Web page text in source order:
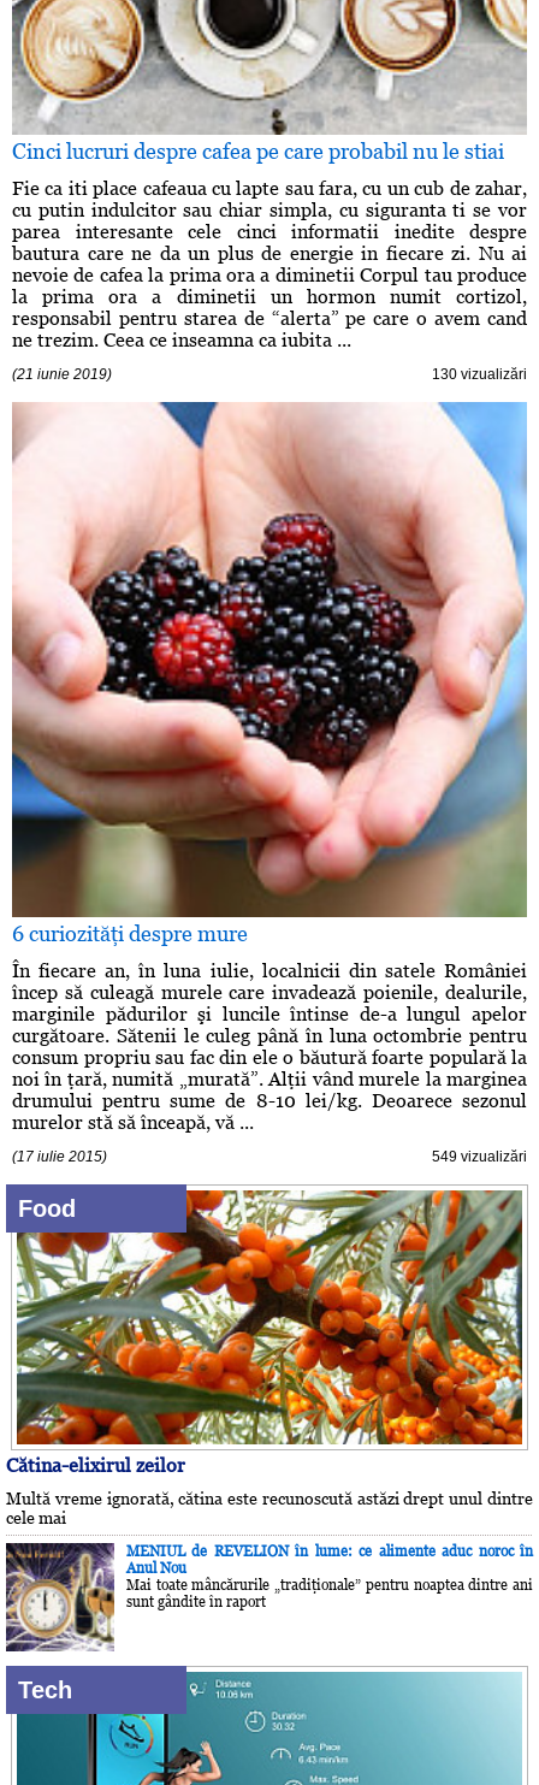
Cinci lucruri despre cafea pe care probabil nu le stiai
Fie ca iti place cafeaua cu lapte sau fara, cu un cub de zahar,
cu putin indulcitor sau chiar simpla, cu siguranta ti se vor
parea interesante cele cinci informatii inedite despre
bautura care ne da un plus de energie in fiecare zi. Nu ai
nevoie de cafea la prima ora a diminetii Corpul tau produce
la prima ora a diminetii un hormon numit cortizol,
responsabil pentru starea de “alerta” pe care o avem cand
ne trezim. Ceea ce inseamna ca iubita ...
(21 iunie 2019) 130 vizualizări
6 curiozităţi despre mure
În fiecare an, în luna iulie, localnicii din satele României
încep să culeagă murele care invadează poienile, dealurile,
marginile pădurilor şi luncile întinse de-a lungul apelor
curgătoare. Sătenii le culeg până în luna octombrie pentru
consum propriu sau fac din ele o băutură foarte populară la
noi în ţară, numită „murată”. Alţii vând murele la marginea
drumului pentru sume de 8-10 lei/kg. Deoarece sezonul
murelor stă să înceapă, vă ...
(17 iulie 2015) 549 vizualizări
Food
Cătina-elixirul zeilor
Multă vreme ignorată, cătina este recunoscută astăzi drept unul dintre
cele mai
MENIUL de REVELION în lume: ce alimente aduc noroc în
Anul Nou
Mai toate mâncărurile „tradiţionale” pentru noaptea dintre ani
sunt gândite în raport
Tech